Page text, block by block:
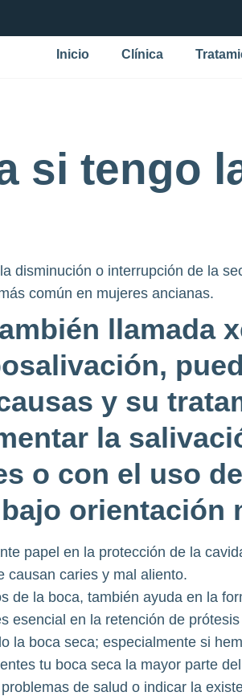
Inicio Clínica
si tengo
disminución o interrupción de la
común en mujeres ancianas.
llamada
y su
la
o con el uso de
orientación
papel en la protección de la
causan caries y mal aliento.
de la boca, también ayuda en la
esencial en la retención de
la boca seca; especialmente si
tu boca seca la mayor parte
de salud o indicar la